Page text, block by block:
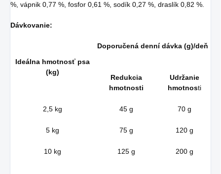
%, vápnik 0,77 %, fosfor 0,61 %, sodík 0,27 %, draslík 0,82 %.
Dávkovanie:
Ideálna hmotnosť psa
(kg)
Doporučená denní dávka (g)/deň
Redukcia
hmotnosti
Udržanie
hmotnosti
2,5 kg 45 g 70 g
5 kg 75 g 120 g
10 kg 125 g 200 g